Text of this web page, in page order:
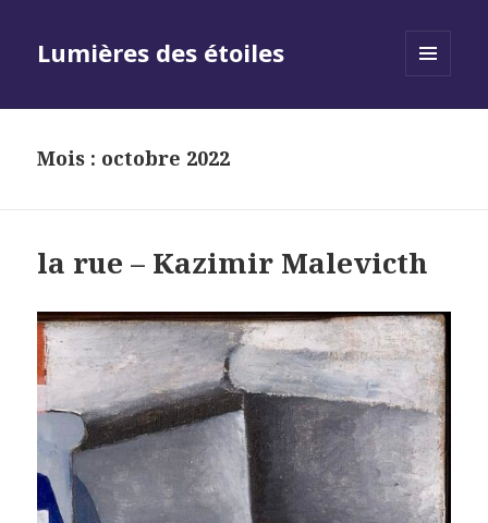
Lumières des étoiles
Mois : octobre 2022
la rue – Kazimir Malevicth